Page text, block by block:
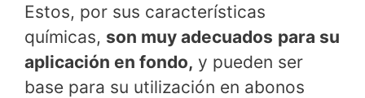
Estos, por sus características
químicas, son muy adecuados para su
aplicación en fondo, y pueden ser
base para su utilización en abonos